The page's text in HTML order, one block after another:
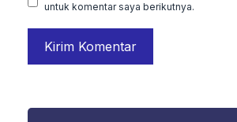
untuk komentar saya berikutnya.